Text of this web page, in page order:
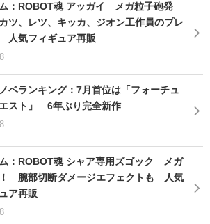
：ROBOT魂 アッガイ メガ粒子砲発
、レツ、キッカ、ジオン工作員のプレ
人気フィギュア再販
ベランキング：7月首位は「フォーチュ
スト」 6年ぶり完全新作
：ROBOT魂 シャア専用ズゴック メガ
腕部切断ダメージエフェクトも 人気
ア再販